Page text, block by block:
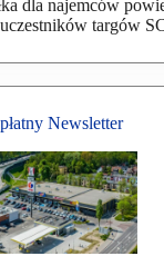
dla najemców
targów
Newsletter